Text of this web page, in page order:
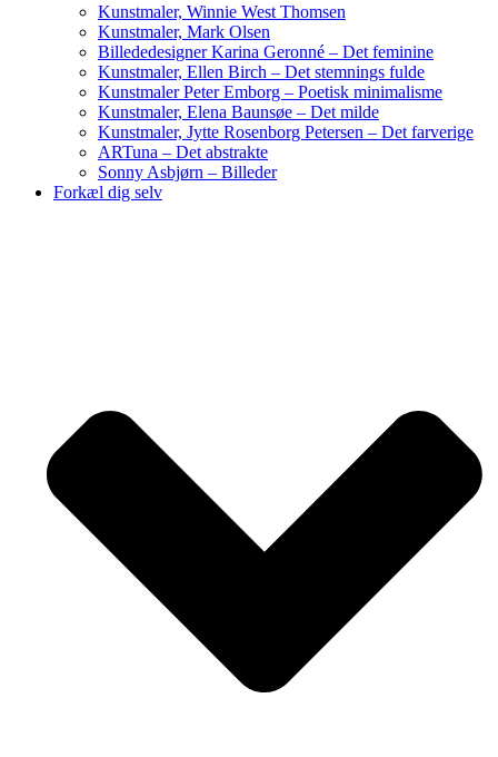
Kunstmaler, Winnie West Thomsen
Kunstmaler, Mark Olsen
Billededesigner Karina Geronné – Det feminine
Kunstmaler, Ellen Birch – Det stemnings fulde
Kunstmaler Peter Emborg – Poetisk minimalisme
Kunstmaler, Elena Baunsøe – Det milde
Kunstmaler, Jytte Rosenborg Petersen – Det farverige
ARTuna – Det abstrakte
Sonny Asbjørn – Billeder
Forkæl dig selv